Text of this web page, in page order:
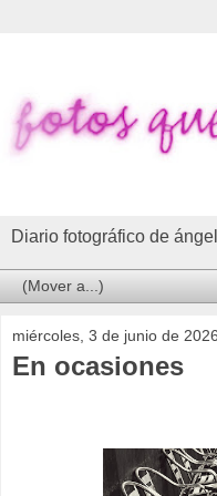
Diario fotográfico de
miércoles, 3 de junio de 2026
En ocasiones